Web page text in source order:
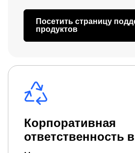
Посетить страницу
продуктов
Корпоративная
ответственность